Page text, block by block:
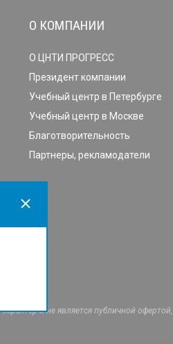
О КОМПАНИИ
О ЦНТИ ПРОГРЕСС
Президент компании
Учебный центр в Петербурге
Учебный центр в Москве
Благотворительность
Партнеры, рекламодатели
и не является публичной